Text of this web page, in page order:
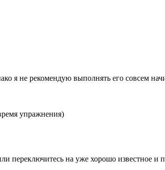
я не рекомендую выполнять его совсем
упражнения)
переключитесь на уже хорошо известное и